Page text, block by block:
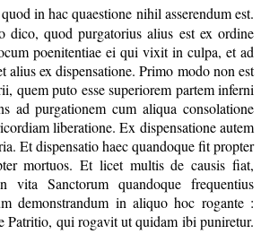
in hac quaestione nihil asserendum est.
dico, quod purgatorius alius est ex ordine
poenitentiae ei qui vixit in culpa, et ad
alius ex dispensatione. Primo modo non est
quem puto esse superiorem partem inferni
ad purgationem cum aliqua consolatione
liberatione. Ex dispensatione autem
Et dispensatio haec quandoque fit propter
mortuos. Et licet multis de causis fiat,
vita Sanctorum quandoque frequentius
demonstrandum in aliquo hoc rogante :
Patritio, qui rogavit ut quidam ibi puniretur.